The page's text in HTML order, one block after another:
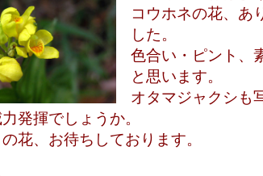
コウホネの花、あ
した。
色合い・ピント、
と思います。
オタマジャクシも
発揮でしょうか。
花、お待ちしております。